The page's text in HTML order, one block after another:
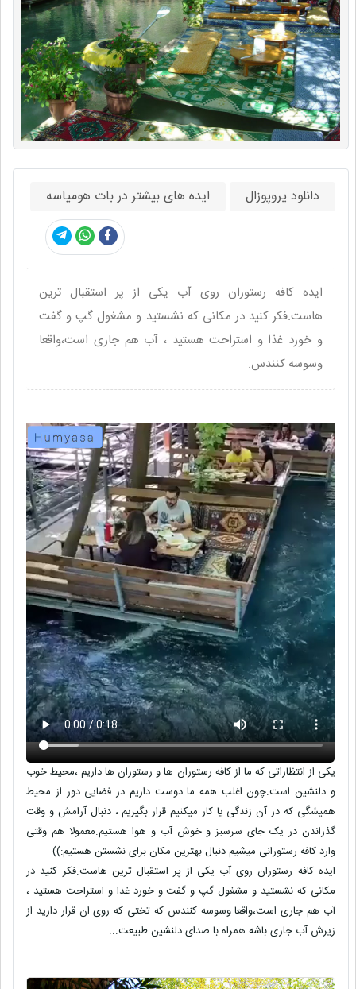
دانلود پروپوزال ایده های بیشتر در بات هومیاسه
ایده کافه رستوران روی آب یکی از پر استقبال ترین
هاست.فکر کنید در مکانی که نشستید و مشغول گپ و گفت
و خورد غذا و استراحت هستید ، آب هم جاری است،واقعا
وسوسه کنندس.
یکی از انتظاراتی که ما از کافه رستوران ها و رستوران ها داریم ،محیط خوب
و دلنشین است.چون اغلب همه ما دوست داریم در فضایی دور از محیط
همیشگی که در آن زندگی یا کار میکنیم قرار بگیریم ، دنبال آرامش و وقت
گذراندن در یک جای سرسبز و خوش آب و هوا هستیم.معمولا هم وقتی
وارد کافه رستورانی میشیم دنبال بهترین مکان برای نشستن هستیم:))
ایده کافه رستوران روی آب یکی از پر استقبال ترین هاست.فکر کنید در
مکانی که نشستید و مشغول گپ و گفت و خورد غذا و استراحت هستید ،
آب هم جاری است،واقعا وسوسه کنندس که تختی که روی ان قرار دارید از
زیرش آب جاری باشه همراه با صدای دلنشین طبیعت...